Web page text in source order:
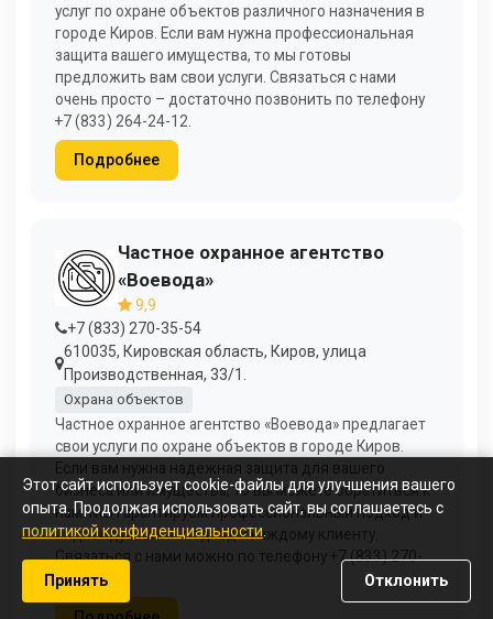
услуг по охране объектов различного назначения в
городе Киров. Если вам нужна профессиональная
защита вашего имущества, то мы готовы
предложить вам свои услуги. Связаться с нами
очень просто – достаточно позвонить по телефону
+7 (833) 264-24-12.
Подробнее
Частное охранное агентство
«Воевода»
9,9
+7 (833) 270-35-54
610035, Кировская область, Киров, улица
Производственная, 33/1.
Охрана объектов
Частное охранное агентство «Воевода» предлагает
свои услуги по охране объектов в городе Киров.
Если вам нужна надежная защита для вашего
бизнеса или имущества, то вы можете обратиться к
нам. Мы гарантируем профессиональный подход и
индивидуальный подход к каждому клиенту.
Связаться с нами можно по телефону +7 (833) 270-
35-54.
Этот сайт использует cookie-файлы для улучшения вашего
опыта. Продолжая использовать сайт, вы соглашаетесь с
политикой конфиденциальности.
Принять Отклонить